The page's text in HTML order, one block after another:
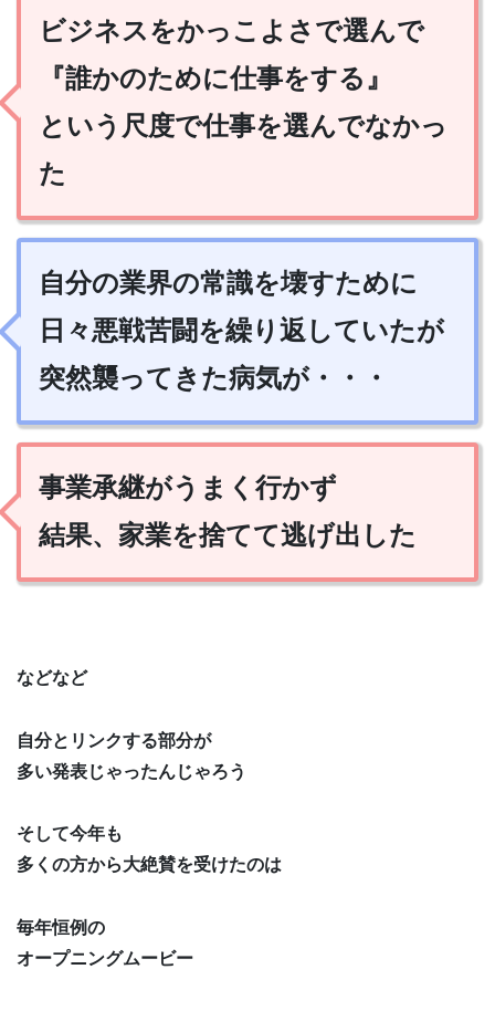
ビジネスをかっこよさで選んで
『誰かのために仕事をする』
という尺度で仕事を選んでなかっ
た
自分の業界の常識を壊すために
日々悪戦苦闘を繰り返していたが
突然襲ってきた病気が・・・
事業承継がうまく行かず
結果、家業を捨てて逃げ出した
などなど
自分とリンクする部分が
多い発表じゃったんじゃろう
そして今年も
多くの方から大絶賛を受けたのは
毎年恒例の
オープニングムービー